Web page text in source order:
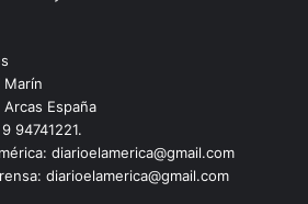
Marín
España
94741221.
diarioelamerica@gmail.com
diarioelamerica@gmail.com